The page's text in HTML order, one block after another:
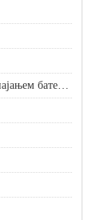
Чип за управљање напајањем батерије